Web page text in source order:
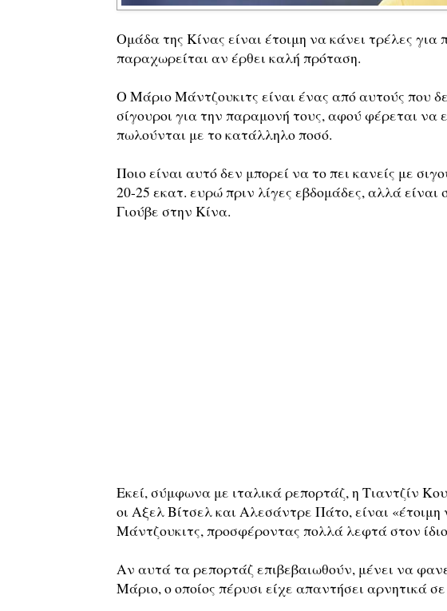
Ομάδα της Κίνας είναι έτοιμη να κάνει τρέλες για
παραχωρείται αν έρθει καλή πρόταση.
Ο Μάριο Μάντζουκιτς είναι ένας από αυτούς που
σίγουροι για την παραμονή τους, αφού φέρεται να
πωλούνται με το κατάλληλο ποσό.
Ποιο είναι αυτό δεν μπορεί να το πει κανείς με
20-25 εκατ. ευρώ πριν λίγες εβδομάδες, αλλά είναι
Γιούβε στην Κίνα.
Εκεί, σύμφωνα με ιταλικά ρεπορτάζ, η Τιαντζίν
οι Αξελ Βίτσελ και Αλεσάντρε Πάτο, είναι «έτοιμη
Μάντζουκιτς, προσφέροντας πολλά λεφτά στον
Αν αυτά τα ρεπορτάζ επιβεβαιωθούν, μένει να
Μάριο, ο οποίος πέρυσι είχε απαντήσει αρνητικά